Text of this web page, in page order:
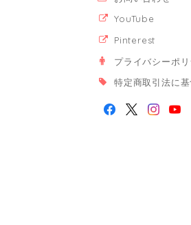
YouTube
Pinterest
プライバシーポリ
特定商取引法に